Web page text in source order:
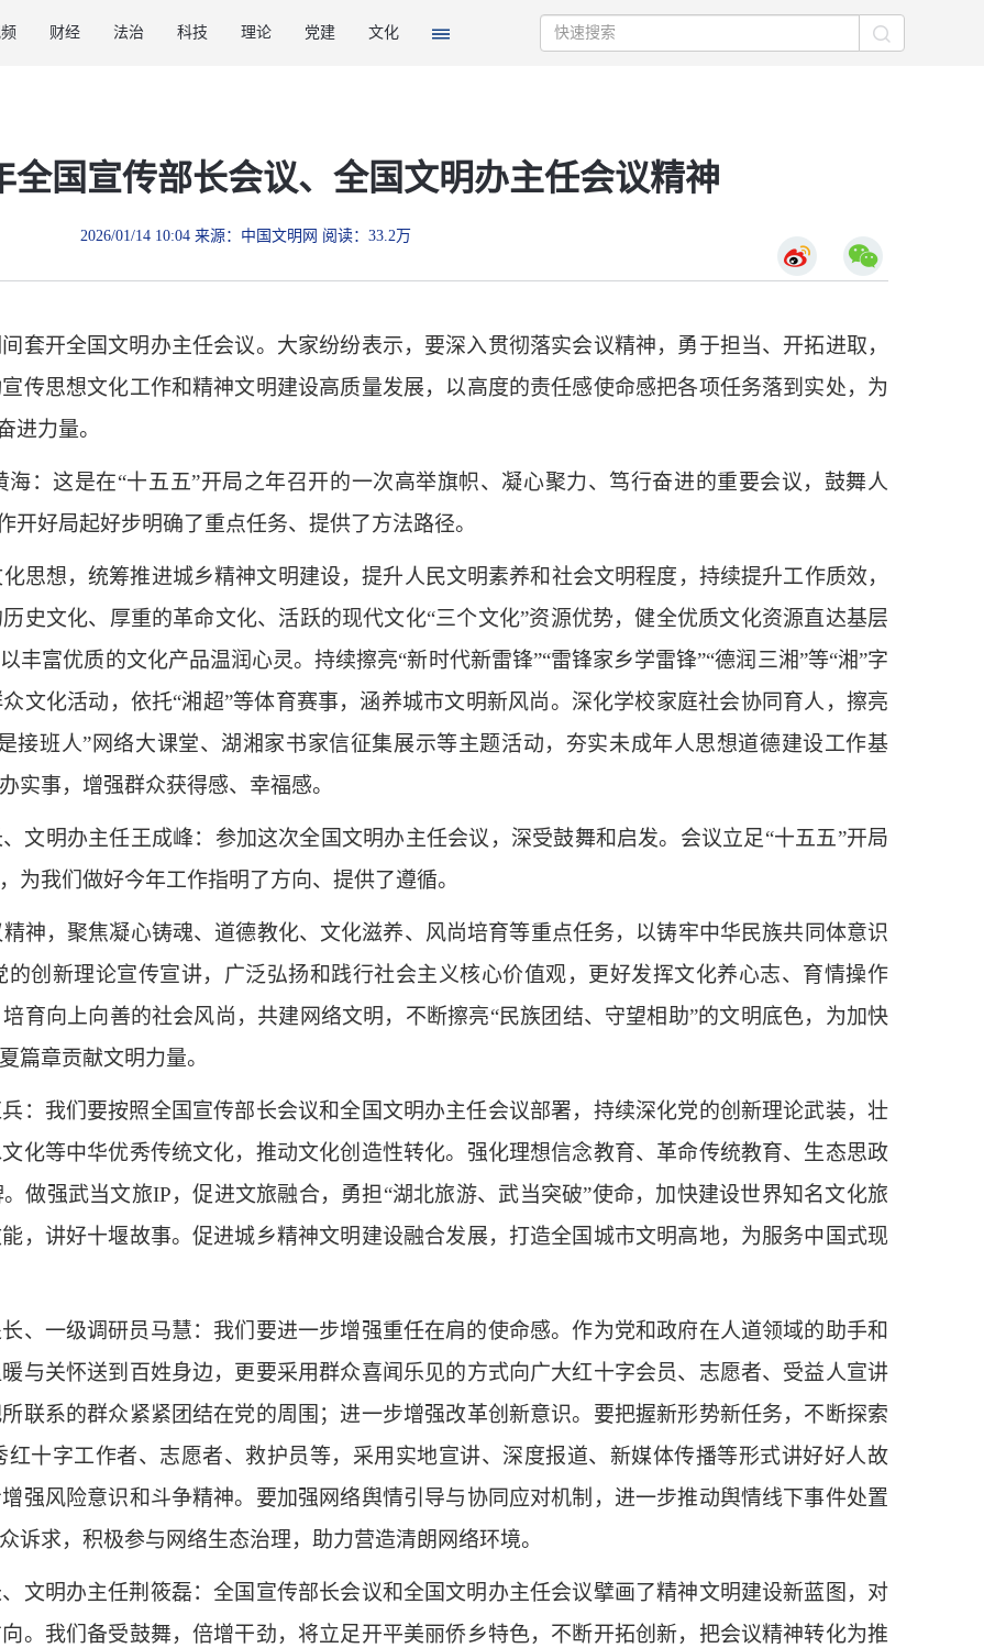
财经 法治 科技 理论 党建 文化
全国宣传部长会议、全国文明办主任会议精神
2026/01/14 10:04 来源：中国文明网 阅读：33.2万
开全国文明办主任会议。大家纷纷表示，要深入贯彻落实会议精神，勇于担当、开拓进取，
传思想文化工作和精神文明建设高质量发展，以高度的责任感使命感把各项任务落到实处，为
进力量。
这是在“十五五”开局之年召开的一次高举旗帜、凝心聚力、笃行奋进的重要会议，鼓舞人
开好局起好步明确了重点任务、提供了方法路径。
想，统筹推进城乡精神文明建设，提升人民文明素养和社会文明程度，持续提升工作质效，
史文化、厚重的革命文化、活跃的现代文化“三个文化”资源优势，健全优质文化资源直达基层
富优质的文化产品温润心灵。持续擦亮“新时代新雷锋”“雷锋家乡学雷锋”“德润三湘”等“湘”字
文化活动，依托“湘超”等体育赛事，涵养城市文明新风尚。深化学校家庭社会协同育人，擦亮
接班人”网络大课堂、湖湘家书家信征集展示等主题活动，夯实未成年人思想道德建设工作基
实事，增强群众获得感、幸福感。
明办主任王成峰：参加这次全国文明办主任会议，深受鼓舞和启发。会议立足“十五五”开局
为我们做好今年工作指明了方向、提供了遵循。
，聚焦凝心铸魂、道德教化、文化滋养、风尚培育等重点任务，以铸牢中华民族共同体意识
创新理论宣传宣讲，广泛弘扬和践行社会主义核心价值观，更好发挥文化养心志、育情操作
育向上向善的社会风尚，共建网络文明，不断擦亮“民族团结、守望相助”的文明底色，为加快
篇章贡献文明力量。
我们要按照全国宣传部长会议和全国文明办主任会议部署，持续深化党的创新理论武装，壮
化等中华优秀传统文化，推动文化创造性转化。强化理想信念教育、革命传统教育、生态思政
做强武当文旅IP，促进文旅融合，勇担“湖北旅游、武当突破”使命，加快建设世界知名文化旅
，讲好十堰故事。促进城乡精神文明建设融合发展，打造全国城市文明高地，为服务中国式现
一级调研员马慧：我们要进一步增强重任在肩的使命感。作为党和政府在人道领域的助手和
与关怀送到百姓身边，更要采用群众喜闻乐见的方式向广大红十字会员、志愿者、受益人宣讲
联系的群众紧紧团结在党的周围；进一步增强改革创新意识。要把握新形势新任务，不断探索
十字工作者、志愿者、救护员等，采用实地宣讲、深度报道、新媒体传播等形式讲好好人故
强风险意识和斗争精神。要加强网络舆情引导与协同应对机制，进一步推动舆情线下事件处置
诉求，积极参与网络生态治理，助力营造清朗网络环境。
明办主任荆筱磊：全国宣传部长会议和全国文明办主任会议擘画了精神文明建设新蓝图，对
。我们备受鼓舞，倍增干劲，将立足开平美丽侨乡特色，不断开拓创新，把会议精神转化为推